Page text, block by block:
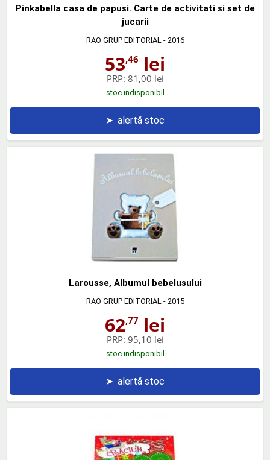
Pinkabella casa de papusi. Carte de activitati si set de
jucarii
RAO GRUP EDITORIAL - 2016
53,46 lei
PRP: 81,00 lei
stoc indisponibil
➤ alertă stoc
Larousse, Albumul bebelusului
RAO GRUP EDITORIAL - 2015
62,77 lei
PRP: 95,10 lei
stoc indisponibil
➤ alertă stoc